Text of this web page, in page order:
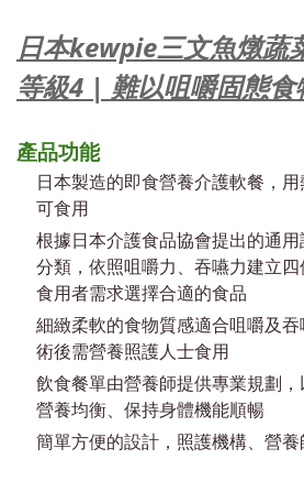
日本kewpie三文魚燉蔬
等級4 | 難以咀嚼固態
產品功能
日本製造的即食營養介護軟餐，
可食用
根據日本介護食品協會提出的通
分類，依照咀嚼力、吞嚥力建立
食用者需求選擇合適的食品
細緻柔軟的食物質感適合咀嚼及
術後需營養照護人士食用
飲食餐單由營養師提供專業規劃
營養均衡、保持身體機能順暢
簡單方便的設計，照護機構、營